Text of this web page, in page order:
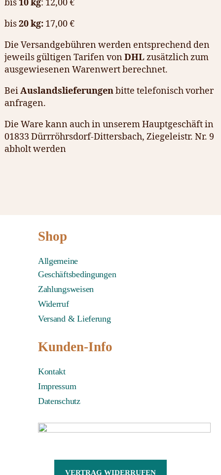
bis10 kg: 12,00 €
bis20 kg: 17,00 €
Die Versandgebühren werden entsprechend den
jeweils gültigen Tarifen vonDHLzusätzlich zum
ausgewiesenen Warenwert berechnet.
BeiAuslandslieferungenbitte telefonisch vorher
anfragen.
Die Ware kann auch in unserem Hauptgeschäft in
01833 Dürrröhrsdorf-Dittersbach, Ziegeleistr. Nr. 9
abholt werden
Shop
Allgemeine
Geschäftsbedingungen
Zahlungsweisen
Widerruf
Versand & Lieferung
Kunden-Info
Kontakt
Impressum
Datenschutz
VERTRAG WIDERRUFEN